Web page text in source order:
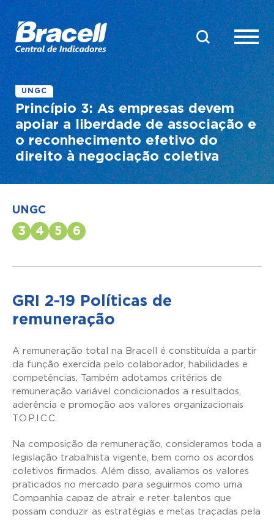
UNGC
Princípio 3: As empresas devem
apoiar a liberdade de associação e
o reconhecimento efetivo do
direito à negociação coletiva
UNGC
3 4 5 6
GRI 2-19 Políticas de
remuneração
A remuneração total na Bracell é constituída a partir
da função exercida pelo colaborador, habilidades e
competências. Também adotamos critérios de
remuneração variável condicionados a resultados,
aderência e promoção aos valores organizacionais
T.O.P.I.C.C.
Na composição da remuneração, consideramos toda a
legislação trabalhista vigente, bem como os acordos
coletivos firmados. Além disso, avaliamos os valores
praticados no mercado para seguirmos como uma
Companhia capaz de atrair e reter talentos que
possam conduzir as estratégias e metas traçadas pela